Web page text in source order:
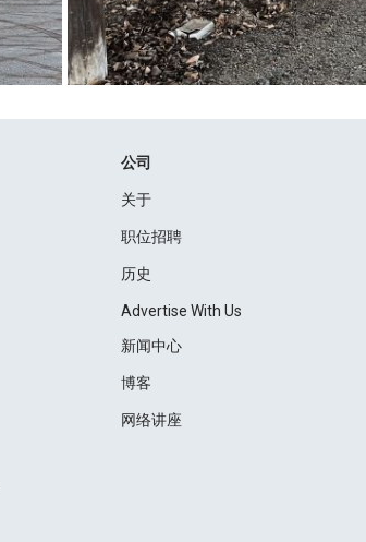
公司
关于
职位招聘
历史
Advertise With Us
新闻中心
博客
网络讲座